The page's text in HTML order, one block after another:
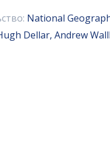
National
Dellar, Andrew